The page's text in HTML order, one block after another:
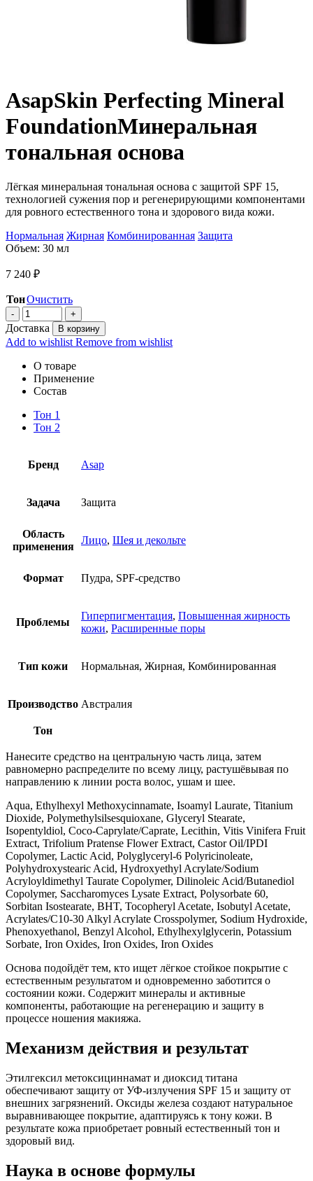
AsapSkin Perfecting Mineral
FoundationМинеральная
тональная основа
Лёгкая минеральная тональная основа с защитой SPF 15,
технологией сужения пор и регенерирующими компонентами
для ровного естественного тона и здорового вида кожи.
Нормальная Жирная Комбинированная Защита
Объем: 30 мл
7 240 ₽
ТонОчистить
Доставка В корзину
Add to wishlist Remove from wishlist
О товаре
Применение
Состав
Тон 1
Тон 2
Бренд Asap
Задача Защита
Область
применения
Лицо, Шея и декольте
Формат Пудра, SPF-средство
Проблемы
Гиперпигментация, Повышенная жирность
кожи, Расширенные поры
Тип кожи Нормальная, Жирная, Комбинированная
Производство Австралия
Тон
Нанесите средство на центральную часть лица, затем
равномерно распределите по всему лицу, растушёвывая по
направлению к линии роста волос, ушам и шее.
Aqua, Ethylhexyl Methoxycinnamate, Isoamyl Laurate, Titanium
Dioxide, Polymethylsilsesquioxane, Glyceryl Stearate,
Isopentyldiol, Coco-Caprylate/Caprate, Lecithin, Vitis Vinifera Fruit
Extract, Trifolium Pratense Flower Extract, Castor Oil/IPDI
Copolymer, Lactic Acid, Polyglyceryl-6 Polyricinoleate,
Polyhydroxystearic Acid, Hydroxyethyl Acrylate/Sodium
Acryloyldimethyl Taurate Copolymer, Dilinoleic Acid/Butanediol
Copolymer, Saccharomyces Lysate Extract, Polysorbate 60,
Sorbitan Isostearate, BHT, Tocopheryl Acetate, Isobutyl Acetate,
Acrylates/C10-30 Alkyl Acrylate Crosspolymer, Sodium Hydroxide,
Phenoxyethanol, Benzyl Alcohol, Ethylhexylglycerin, Potassium
Sorbate, Iron Oxides, Iron Oxides, Iron Oxides
Основа подойдёт тем, кто ищет лёгкое стойкое покрытие с
естественным результатом и одновременно заботится о
состоянии кожи. Содержит минералы и активные
компоненты, работающие на регенерацию и защиту в
процессе ношения макияжа.
Механизм действия и результат
Этилгексил метоксициннамат и диоксид титана
обеспечивают защиту от УФ-излучения SPF 15 и защиту от
внешних загрязнений. Оксиды железа создают натуральное
выравнивающее покрытие, адаптируясь к тону кожи. В
результате кожа приобретает ровный естественный тон и
здоровый вид.
Наука в основе формулы